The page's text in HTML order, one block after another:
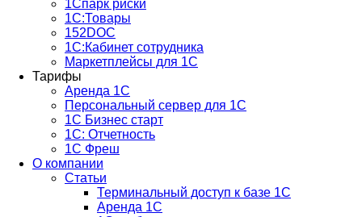
1Спарк риски
1С:Товары
152DOC
1С:Кабинет сотрудника
Маркетплейсы для 1С
Тарифы
Аренда 1С
Персональный сервер для 1С
1С Бизнес старт
1С: Отчетность
1C Фреш
О компании
Статьи
Терминальный доступ к базе 1С
Аренда 1С